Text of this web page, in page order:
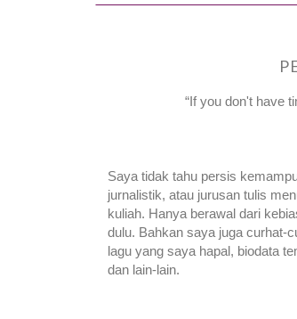
“If you don't have
Saya tidak tahu persis
jurnalistik, atau jurusan tulis
kuliah. Hanya berawal dari
dulu. Bahkan saya juga curhat-
lagu yang saya hapal, biodata
dan lain-lain.